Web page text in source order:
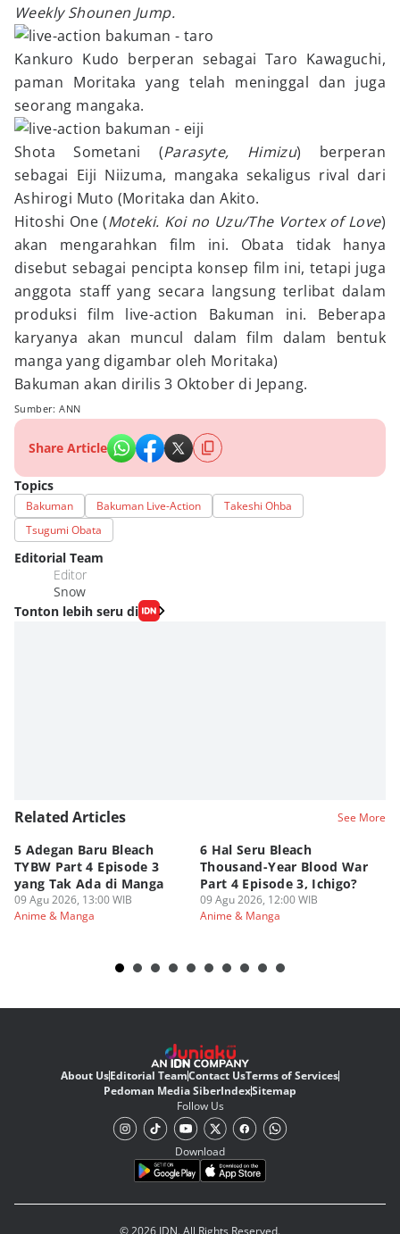
Weekly Shounen Jump.
Kankuro Kudo berperan sebagai Taro Kawaguchi,
paman Moritaka yang telah meninggal dan juga
seorang mangaka.
Shota Sometani (Parasyte, Himizu) berperan
sebagai Eiji Niizuma, mangaka sekaligus rival dari
Ashirogi Muto (Moritaka dan Akito.
Hitoshi One (Moteki. Koi no Uzu/The Vortex of Love)
akan mengarahkan film ini. Obata tidak hanya
disebut sebagai pencipta konsep film ini, tetapi juga
anggota staff yang secara langsung terlibat dalam
produksi film live-action Bakuman ini. Beberapa
karyanya akan muncul dalam film dalam bentuk
manga yang digambar oleh Moritaka)
Bakuman akan dirilis 3 Oktober di Jepang.
Sumber: ANN
Share Article
Topics
Bakuman Bakuman Live-Action
Takeshi Ohba
Tsugumi Obata
Editorial Team
Editor
Snow
Tonton lebih seru di
Related Articles See More
5 Adegan Baru Bleach
TYBW Part 4 Episode 3
yang Tak Ada di Manga
09 Agu 2026, 13:00 WIB
Anime & Manga
6 Hal Seru Bleach
Thousand-Year Blood War
Part 4 Episode 3, Ichigo?
09 Agu 2026, 12:00 WIB
Anime & Manga
About UsEditorial TeamContact UsTerms of Services
Pedoman Media SiberIndexSitemap
Follow Us
Download
© 2026 IDN. All Rights Reserved.